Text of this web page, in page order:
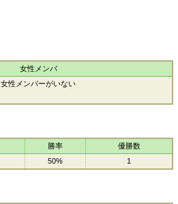
女性メンバ
女性メンバーがいない
勝率
優勝数
50% 1